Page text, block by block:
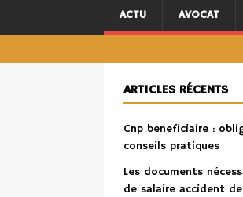
ACTU AVOCAT
ARTICLES RÉCENTS
Cnp beneficiaire :
conseils pratiques
Les documents
de salaire accident